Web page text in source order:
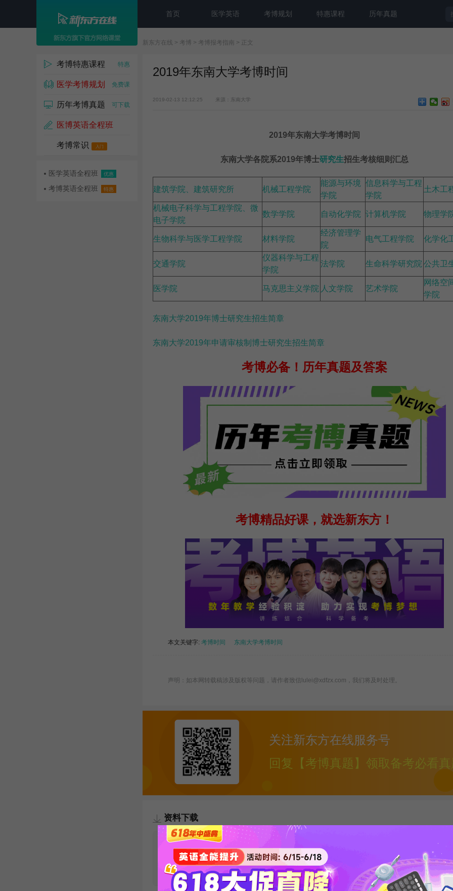
首页 医学英语 考博规划 特惠课程 历年真题
新东方在线 > 考博 > 考博报考指南 > 正文
考博特惠课程 特惠
医学考博规划 免费课
历年考博真题 可下载
医博英语全程班
考博常识 入门
医学英语全程班 优惠
考博英语全程班 特惠
2019年东南大学考博时间
2019-02-13 12:12:25 来源：东南大学
2019年东南大学考博时间
东南大学各院系2019年博士研究生招生考核细则汇总
建筑学院、建筑研究所 机械工程学院
能源与环境
学院
信息科学与工程
学院
土木工
机械电子科学与工程学院、微
电子学院
数学学院 自动化学院 计算机学院 物理学
生物科学与医学工程学院 材料学院
经济管理学
院
电气工程学院 化学化
交通学院
仪器科学与工程
学院
法学院 生命科学研究院 公共卫
医学院 马克思主义学院 人文学院 艺术学院
网络空
学院
东南大学2019年博士研究生招生简章
东南大学2019年申请审核制博士研究生招生简章
考博必备！ 历年真题及答案
考博精品好课，就选新东方！
本文关键字: 考博时间 东南大学考博时间
声明：如本网转载稿涉及版权等问题，请作者致信lulei@xdfzx.com，我们将及时处理。
关注新东方在线服务号
回复【考博真题】领取备考必看
资料下载
【必看】考博英语词
汇10000例精解
发布时间：2020-09-02
下载次数：27431
心基础词汇整理
发布时间：2020-04-15
下载次数：53321
医学考博英语阅
解练习资料
发布时间：2020-04-15
下载次数：43211